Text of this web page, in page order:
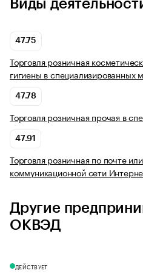
Виды
47.75
Торговля розничная
гигиены в специализированных
47.78
Торговля розничная прочая в
47.91
Торговля розничная по почте
коммуникационной сети
Другие
ОКВЭД
ДЕЙСТВУЕТ